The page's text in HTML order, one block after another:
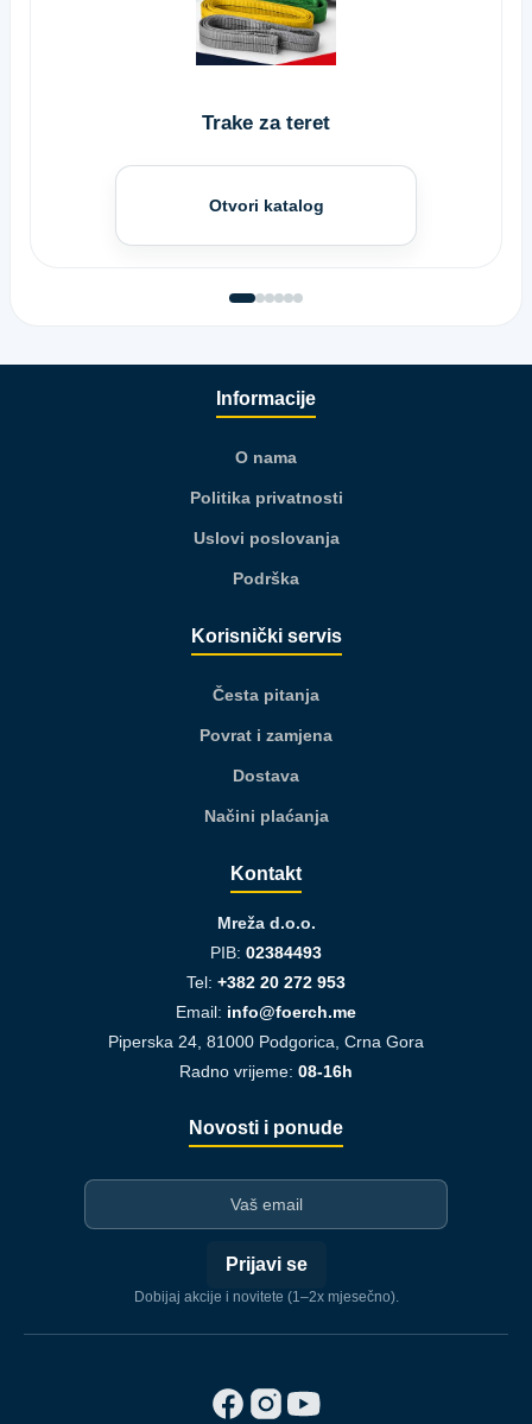
Trake za teret
Otvori katalog
Informacije
O nama
Politika privatnosti
Uslovi poslovanja
Podrška
Korisnički servis
Česta pitanja
Povrat i zamjena
Dostava
Načini plaćanja
Kontakt
Mreža d.o.o.
PIB: 02384493
Tel: +382 20 272 953
Email: info@foerch.me
Piperska 24, 81000 Podgorica, Crna Gora
Radno vrijeme: 08-16h
Novosti i ponude
Prijavi se
Dobijaj akcije i novitete (1–2x mjesečno).